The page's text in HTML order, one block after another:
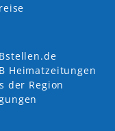
Heimatzeitungen
der Region